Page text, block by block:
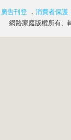
廣告刊登 ． 消費者保護
網路家庭版權所有、